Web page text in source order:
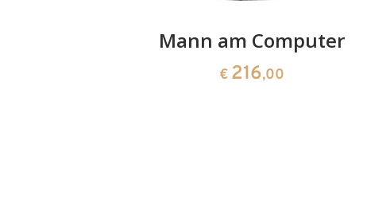
Mann am Computer
€ 216,00